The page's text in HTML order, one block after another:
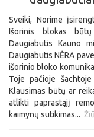
Sveiki, Norime
Išorinis blokas
Daugiabutis Kauno
Daugiabutis NĖRA
išorinio bloko
Toje pačioje
Klausimas būtų ar
atlikti paprastąjį
kaimynų sutikimas...